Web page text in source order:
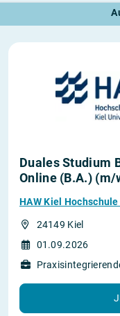
Duales Studium
Online (B.A.)
HAW Kiel
24149 Kiel
01.09.2026